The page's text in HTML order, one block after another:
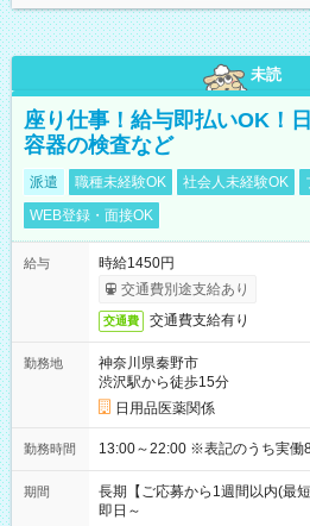
未読
座り仕事！給与即払いOK！
容器の検査など
派遣 職種未経験OK 社会人未経験OK
WEB登録・面接OK
給与
時給1450円
交通費別途支給あり
交通費 交通費支給有り
勤務地
神奈川県秦野市
渋沢駅から徒歩15分
日用品医薬関係
勤務時間 13:00～22:00 ※表記のうち
期間
長期【ご応募から1週間以内(最
即日～